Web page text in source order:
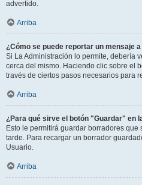
advertido.
Arriba
¿Cómo se puede reportar un mensaje
Si La Administración lo permite, debería
cerca del mismo. Haciendo clic sobre el
través de ciertos pasos necesarios para
Arriba
¿Para qué sirve el botón "Guardar" en
Esto le permitirá guardar borradores
tarde. Para recargar un borrador
Usuario.
Arriba